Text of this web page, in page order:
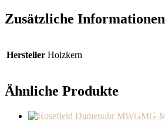
Zusätzliche Informationen
Hersteller Holzkern
Ähnliche Produkte